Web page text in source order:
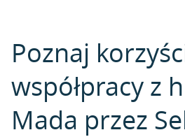
Poznaj
współpracy z
Mada przez